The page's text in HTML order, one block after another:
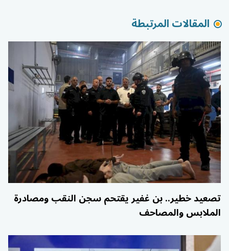
المقالات المرتبطة
تصعيد خطير.. بن غفير يقتحم سجن النقب ومصادرة
الملابس والمصاحف